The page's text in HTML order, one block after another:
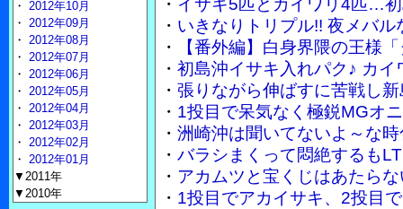
・ イサキ5匹とカイワリ4匹…
・ いきなりトリプル!! 夜メバ
・
【番外編】白身界隈の王様
・ 初島沖イサキ入れパク♪ カ
・ 張りながら伸ばすに苦戦し
・ 1投目で呆気なく極鋭MGオ
・ 洲崎沖は聞いてないよ～な
・ バラシまくって悶絶するも
・ アカムツと宝くじはあたら
・ 1投目でアカイサキ、2投目
・ 2012年10月
・ 2012年09月
・ 2012年08月
・ 2012年07月
・ 2012年06月
・ 2012年05月
・ 2012年04月
・ 2012年03月
・ 2012年02月
・ 2012年01月
▼2011年
▼2010年